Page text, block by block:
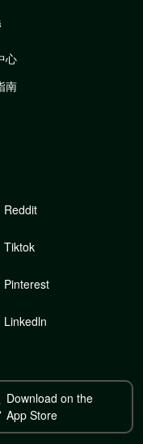
心
南
Reddit
Tiktok
Pinterest
Linkedln
Download on the
App Store